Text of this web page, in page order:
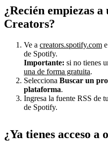
¿Recién empiezas
Creators?
Ve a creators.spotify.com
de Spotify.
Importante: si no tienes
una de forma gratuita.
Selecciona Buscar un
plataforma.
Ingresa la fuente RSS de
de Spotify.
¿Ya tienes acceso a